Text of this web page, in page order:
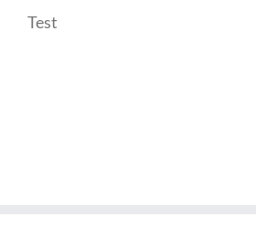
Test